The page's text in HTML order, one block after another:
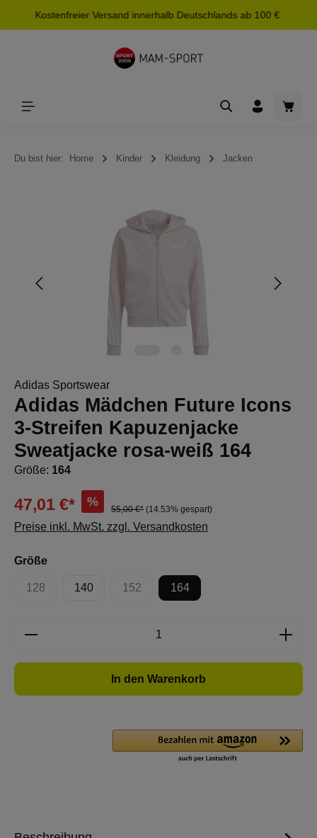
springen
Kostenfreier Versand innerhalb Deutschlands ab 100 €
Du bist hier: Home Kinder Kleidung Jacken
Bildergalerie überspringen
Adidas Sportswear
Adidas Mädchen Future Icons
3-Streifen Kapuzenjacke
Sweatjacke rosa-weiß 164
Größe: 164
47,01 €* %
55,00 €* (14.53% gespart)
Preise inkl. MwSt. zzgl. Versandkosten
Größeauswählen
128
(Diese Option ist zurzeit nicht verfügbar.)
140 152
(Diese Option ist zurzeit nicht verfügbar.)
164
Produkt Anzahl: Gib den gewünschten
In den Warenkorb